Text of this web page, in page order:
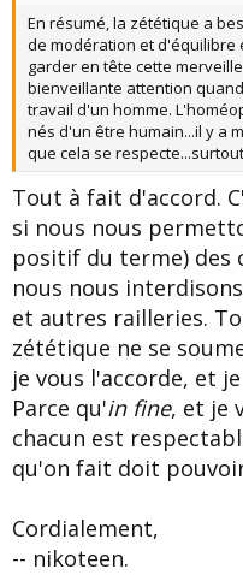
En résumé, la zététique a
de modération et d'équilibre
garder en tête cette
bienveillante attention
travail d'un homme.
nés d'un être humain...il y a
que cela se
Tout à fait d'accord.
si nous nous
positif du terme) des
nous nous
et autres railleries.
zététique ne se
je vous l'accorde, et
Parce qu'in fine, et je
chacun est
qu'on fait doit
Cordialement,
-- nikoteen.